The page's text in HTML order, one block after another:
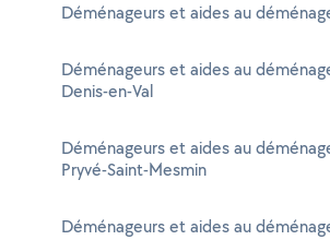
Déménageurs et aides au
Déménageurs et aides au
Denis-en-Val
Déménageurs et aides au
Pryvé-Saint-Mesmin
Déménageurs et aides au